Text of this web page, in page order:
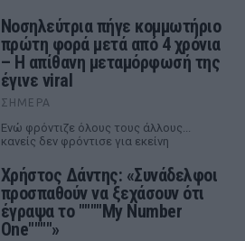
Νοσηλεύτρια πήγε κομμωτήριο
πρώτη φορά μετά από 4 χρόνια
– Η απίθανη μεταμόρφωσή της
έγινε viral
ΣΉΜΕΡΑ
Ενώ φρόντιζε όλους τους άλλους...
κανείς δεν φρόντισε για εκείνη
Χρήστος Δάντης: «Συνάδελφοι
προσπαθούν να ξεχάσουν ότι
έγραψα το """"My Number
One""""»